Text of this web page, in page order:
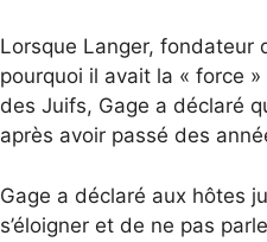
Lorsque Langer, fondateur
pourquoi il avait la « force
des Juifs, Gage a déclaré
après avoir passé des
Gage a déclaré aux hôtes
s’éloigner et de ne pas